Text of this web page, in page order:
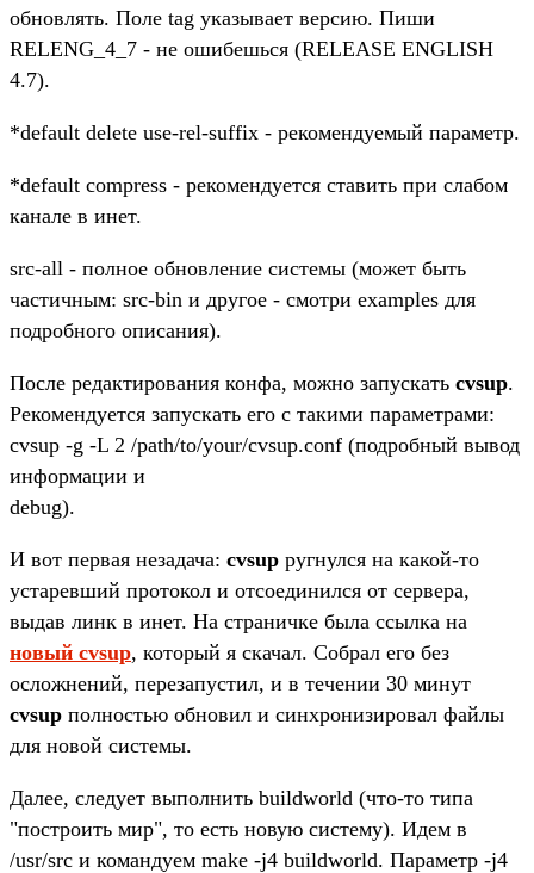
обновлять. Поле tag указывает версию. Пиши
RELENG_4_7 - не ошибешься (RELEASE ENGLISH
4.7).
*default delete use-rel-suffix - рекомендуемый параметр.
*default compress - рекомендуется ставить при слабом
канале в инет.
src-all - полное обновление системы (может быть
частичным: src-bin и другое - смотри examples для
подробного описания).
После редактирования конфа, можно запускать cvsup.
Рекомендуется запускать его с такими параметрами:
cvsup -g -L 2 /path/to/your/cvsup.conf (подробный вывод
информации и
debug).
И вот первая незадача: cvsup ругнулся на какой-то
устаревший протокол и отсоединился от сервера,
выдав линк в инет. На страничке была ссылка на
новый cvsup, который я скачал. Собрал его без
осложнений, перезапустил, и в течении 30 минут
cvsup полностью обновил и синхронизировал файлы
для новой системы.
Далее, следует выполнить buildworld (что-то типа
"построить мир", то есть новую систему). Идем в
/usr/src и командуем make -j4 buildworld. Параметр -j4